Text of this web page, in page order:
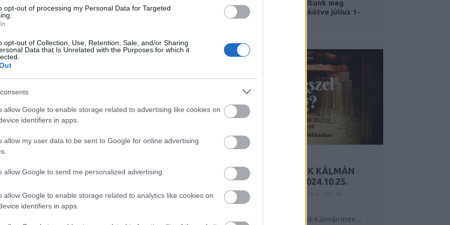
opt-out of processing my Personal Data for Targeted
opt-out of Collection, Use, Retention, Sale, and/or Sharing
Data that Is Unrelated with the Purposes for which it
allow Google to enable storage related to advertising like cookies on
identifiers in apps.
allow my user data to be sent to Google for online advertising
allow Google to send me personalized advertising.
allow Google to enable storage related to analytics like cookies on
identifiers in apps.
Új időszaki kiállítást nyitunk meg
tárlatvezetéssel egybekötve július 1-
jén...
KIÁLLÍTÁSMEGNYITÓ 2025.
BY: KÁLMÁN IMRE EMLÉKHÁZ2025. MÁR 07.
Új időszaki kiállítást nyitunk meg március
OPERETTRÉSZLETEK KÁLMÁN
IMRE EMLÉKÉRE – 2024.10.25.
BY: KÁLMÁN IMRE EMLÉKHÁZ
A legszebb operettslágerek Kálmán Imre...